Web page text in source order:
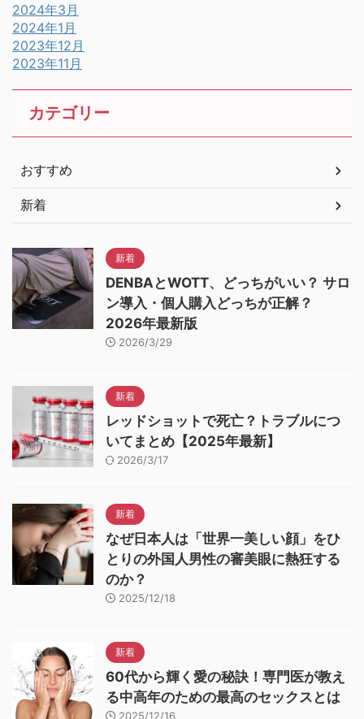
2024年3月
2024年1月
2023年12月
2023年11月
カテゴリー
おすすめ
新着
新着
DENBAとWOTT、どっちがいい？ サロ
ン導入・個人購入どっちが正解？
2026年最新版
2026/3/29
新着
レッドショットで死亡？トラブルにつ
いてまとめ【2025年最新】
2026/3/17
新着
なぜ日本人は「世界一美しい顔」をひ
とりの外国人男性の審美眼に熱狂する
のか？
2025/12/18
新着
60代から輝く愛の秘訣！専門医が教え
る中高年のための最高のセックスとは
2025/12/16